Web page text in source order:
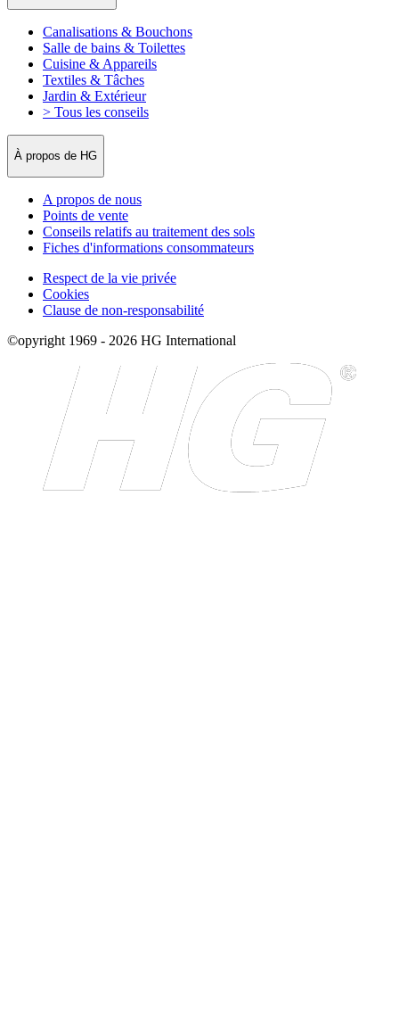
Canalisations & Bouchons
Salle de bains & Toilettes
Cuisine & Appareils
Textiles & Tâches
Jardin & Extérieur
> Tous les conseils
À propos de HG
A propos de nous
Points de vente
Conseils relatifs au traitement des sols
Fiches d'informations consommateurs
Respect de la vie privée
Cookies
Clause de non-responsabilité
©opyright 1969 - 2026 HG International